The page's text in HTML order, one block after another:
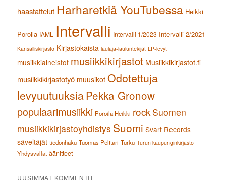
haastattelut Harharetkiä YouTubessa Heikki
Poroila IAML Intervalli Intervalli 1/2023 Intervalli 2/2021
Kansalliskirjasto Kirjastokaista laulaja-lauluntekijät LP-levyt
musiikkiaineistot musiikkikirjastot Musiikkikirjastot.fi
musiikkikirjastotyö muusikot Odotettuja
levyuutuuksiaPekka Gronow
populaarimusiikki Poroila Heikki rock Suomen
musiikkikirjastoyhdistys Suomi Svart Records
säveltäjät tiedonhaku Tuomas Pelttari Turku Turun kaupunginkirjasto
Yhdysvallat äänitteet
UUSIMMAT KOMMENTIT